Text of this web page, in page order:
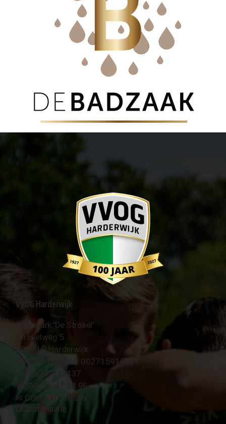
VVOG Harderwijk
Sportpark 'De Strokel'
Strokelweg 5
3847 LR Harderwijk
BTW Nummer NL 002715910B01
KvK Nr 40094437
☎︎ 0341 - 41 28 96
✉︎ Contactformulier
Clubinformatie